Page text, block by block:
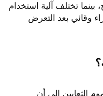
تختلف آلية استخدام
وقائي بعد التعرض
الثعابين إلى أن